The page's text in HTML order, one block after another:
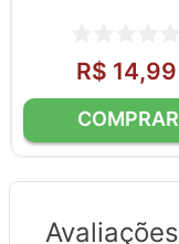
R$ 14,99
Avaliações